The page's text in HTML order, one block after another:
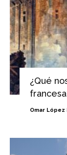
¿Qué
Omar López